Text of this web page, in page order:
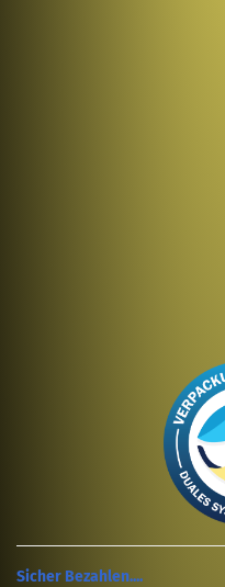
Sicher Bezahlen....